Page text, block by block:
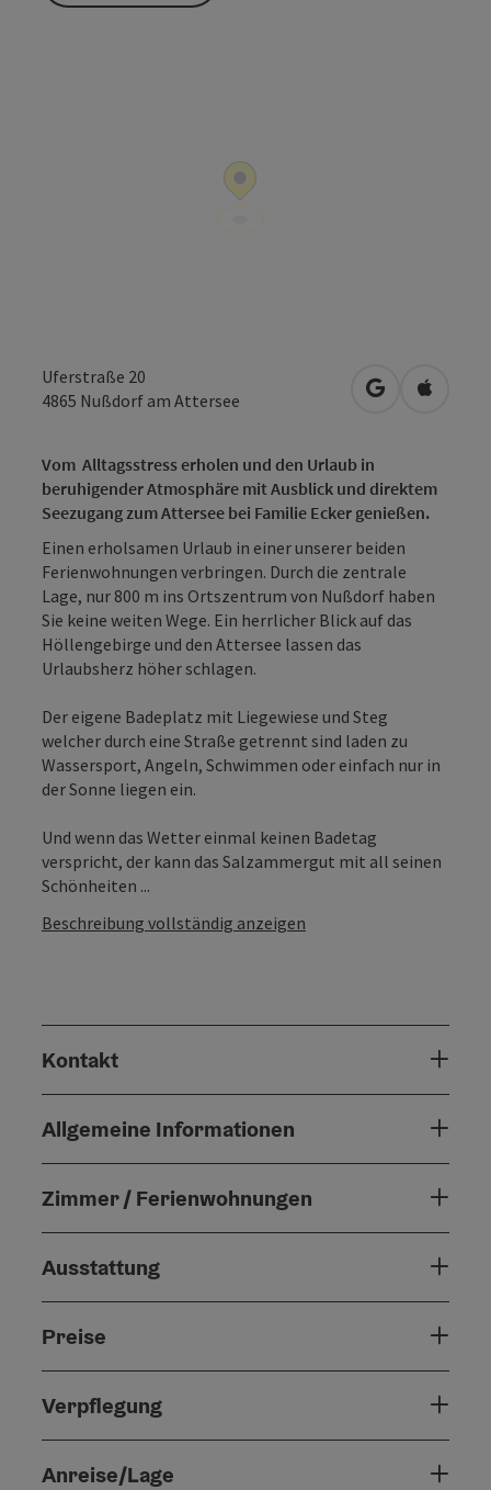
Uferstraße 20
4865 Nußdorf am Attersee in Google
in
Vom Alltagsstress erholen und den Urlaub in
beruhigender Atmosphäre mit Ausblick und direktem
Seezugang zum Attersee bei Familie Ecker genießen.
Einen erholsamen Urlaub in einer unserer beiden
Ferienwohnungen verbringen. Durch die zentrale
Lage, nur 800 m ins Ortszentrum von Nußdorf haben
Sie keine weiten Wege. Ein herrlicher Blick auf das
Höllengebirge und den Attersee lassen das
Urlaubsherz höher schlagen.
Der eigene Badeplatz mit Liegewiese und Steg
welcher durch eine Straße getrennt sind laden zu
Wassersport, Angeln, Schwimmen oder einfach nur in
der Sonne liegen ein.
Und wenn das Wetter einmal keinen Badetag
verspricht, der kann das Salzammergut mit all seinen
Schönheiten ...
Beschreibung vollständig anzeigen
Kontakt
Allgemeine Informationen
Zimmer / Ferienwohnungen
Ausstattung
Preise
Verpflegung
Anreise/Lage